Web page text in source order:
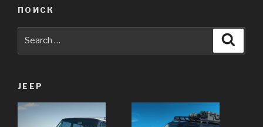
ПОИСК
JEEP